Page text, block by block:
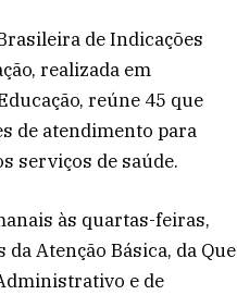
de Indicações
realizada em
reúne 45 que
de atendimento para
serviços de saúde.
às quartas-feiras,
Atenção Básica, da Que
e de